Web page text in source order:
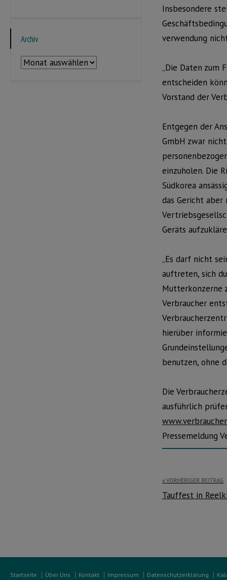
Insbesondere
verwendung
„Die Daten zum
entscheiden
Vorstand der
Entgegen der
GmbH zwar
einzuholen. Die
Südkorea
das Gericht
Geräts
„Es darf nicht
auftreten, sich
Mutterkonzerne
Verbraucher
hierüber
benutzen, ohne
Die
ausführlich
Pressemeldung
VORHERIGER BEITRAG
Tauffest in
Archiv
Archiv
Startseite Über Uns Kontakt Impressum Datenschutzerklärung